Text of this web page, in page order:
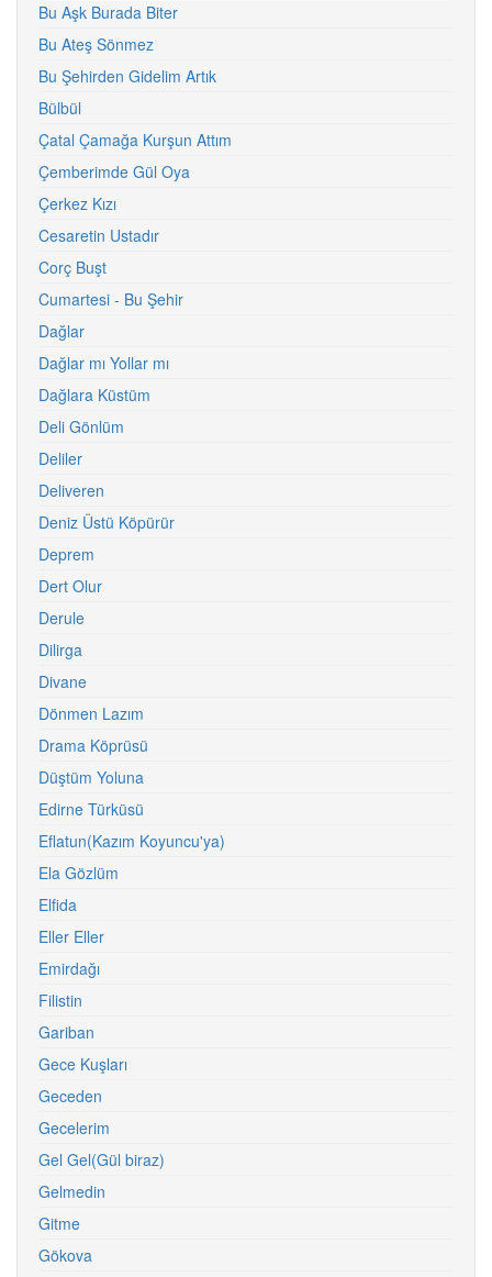
Bu Aşk Burada Biter
Bu Ateş Sönmez
Bu Şehirden Gidelim Artık
Bülbül
Çatal Çamağa Kurşun Attım
Çemberimde Gül Oya
Çerkez Kızı
Cesaretin Ustadır
Corç Buşt
Cumartesi - Bu Şehir
Dağlar
Dağlar mı Yollar mı
Dağlara Küstüm
Deli Gönlüm
Deliler
Deliveren
Deniz Üstü Köpürür
Deprem
Dert Olur
Derule
Dilirga
Divane
Dönmen Lazım
Drama Köprüsü
Düştüm Yoluna
Edirne Türküsü
Eflatun(Kazım Koyuncu'ya)
Ela Gözlüm
Elfida
Eller Eller
Emirdağı
Filistin
Gariban
Gece Kuşları
Geceden
Gecelerim
Gel Gel(Gül biraz)
Gelmedin
Gitme
Gökova